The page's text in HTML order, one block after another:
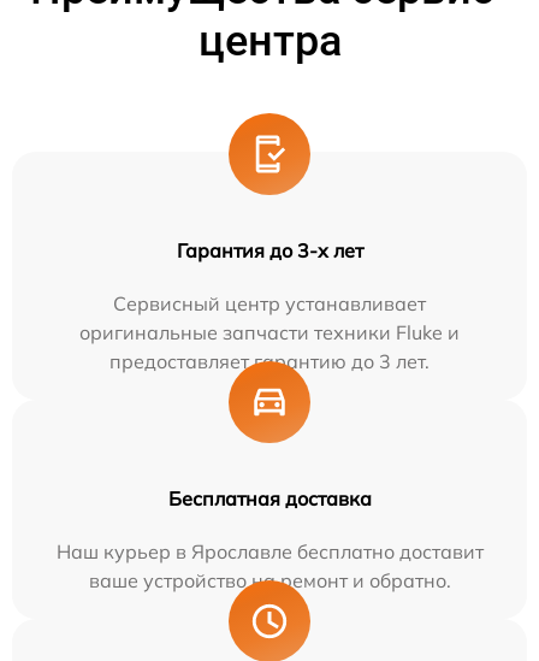
центра
Гарантия до 3-х лет
Сервисный центр устанавливает
оригинальные запчасти техники Fluke и
предоставляет гарантию до 3 лет.
Бесплатная доставка
Наш курьер в Ярославле бесплатно доставит
ваше устройство на ремонт и обратно.